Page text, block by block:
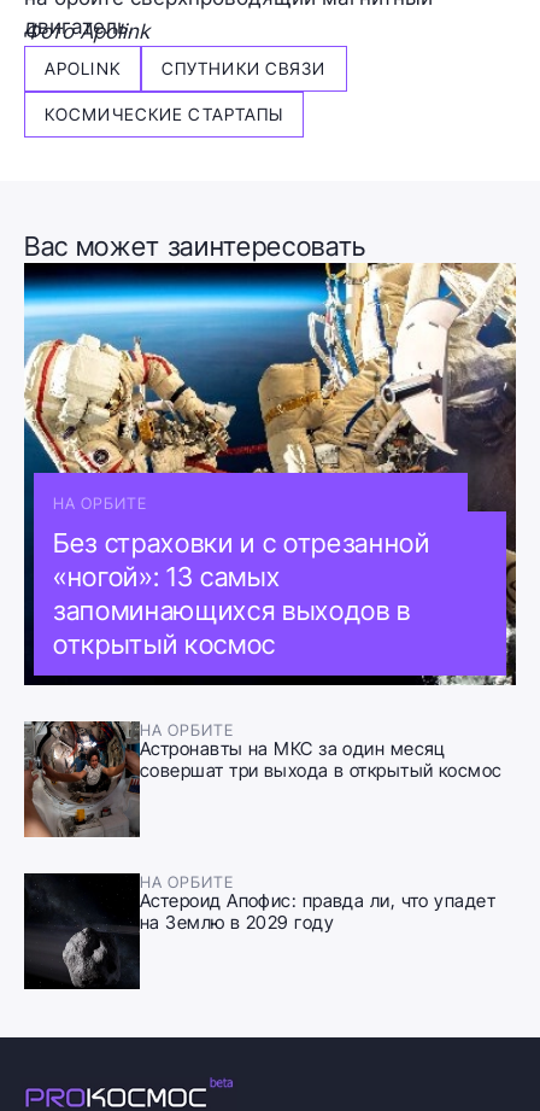
двигатель.
Фото Apolink
APOLINK СПУТНИКИ СВЯЗИ
КОСМИЧЕСКИЕ СТАРТАПЫ
Вас может заинтересовать
НА ОРБИТЕ
Без страховки и с отрезанной
«ногой»: 13 самых
запоминающихся выходов в
открытый космос
НА ОРБИТЕ
Астронавты на МКС за один месяц
совершат три выхода в открытый космос
НА ОРБИТЕ
Астероид Апофис: правда ли, что упадет
на Землю в 2029 году